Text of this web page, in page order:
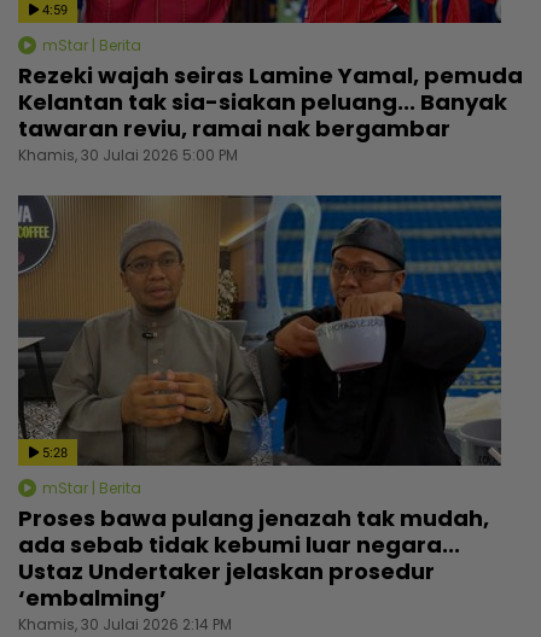
4:59
mStar | Berita
Rezeki wajah seiras Lamine Yamal, pemuda
Kelantan tak sia-siakan peluang... Banyak
tawaran reviu, ramai nak bergambar
Khamis, 30 Julai 2026 5:00 PM
5:28
mStar | Berita
Proses bawa pulang jenazah tak mudah,
ada sebab tidak kebumi luar negara...
Ustaz Undertaker jelaskan prosedur
‘embalming’
Khamis, 30 Julai 2026 2:14 PM